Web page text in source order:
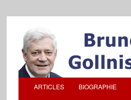
ARTICLES BIOGRAPHIE